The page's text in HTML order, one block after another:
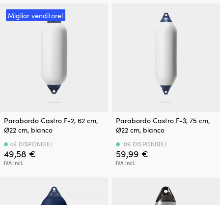
Miglior venditore!
Parabordo Castro F-2, 62 cm,
Ø22 cm, bianco
49,58 €
IVA incl.
46 DISPONIBILI
Parabordo Castro F-3, 75 cm,
Ø22 cm, bianco
59,99 €
IVA incl.
109 DISPONIBILI